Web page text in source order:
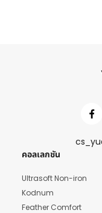
คอลเลกชัน
Ultrasoft Non-iron
Kodnum
Feather Comfort